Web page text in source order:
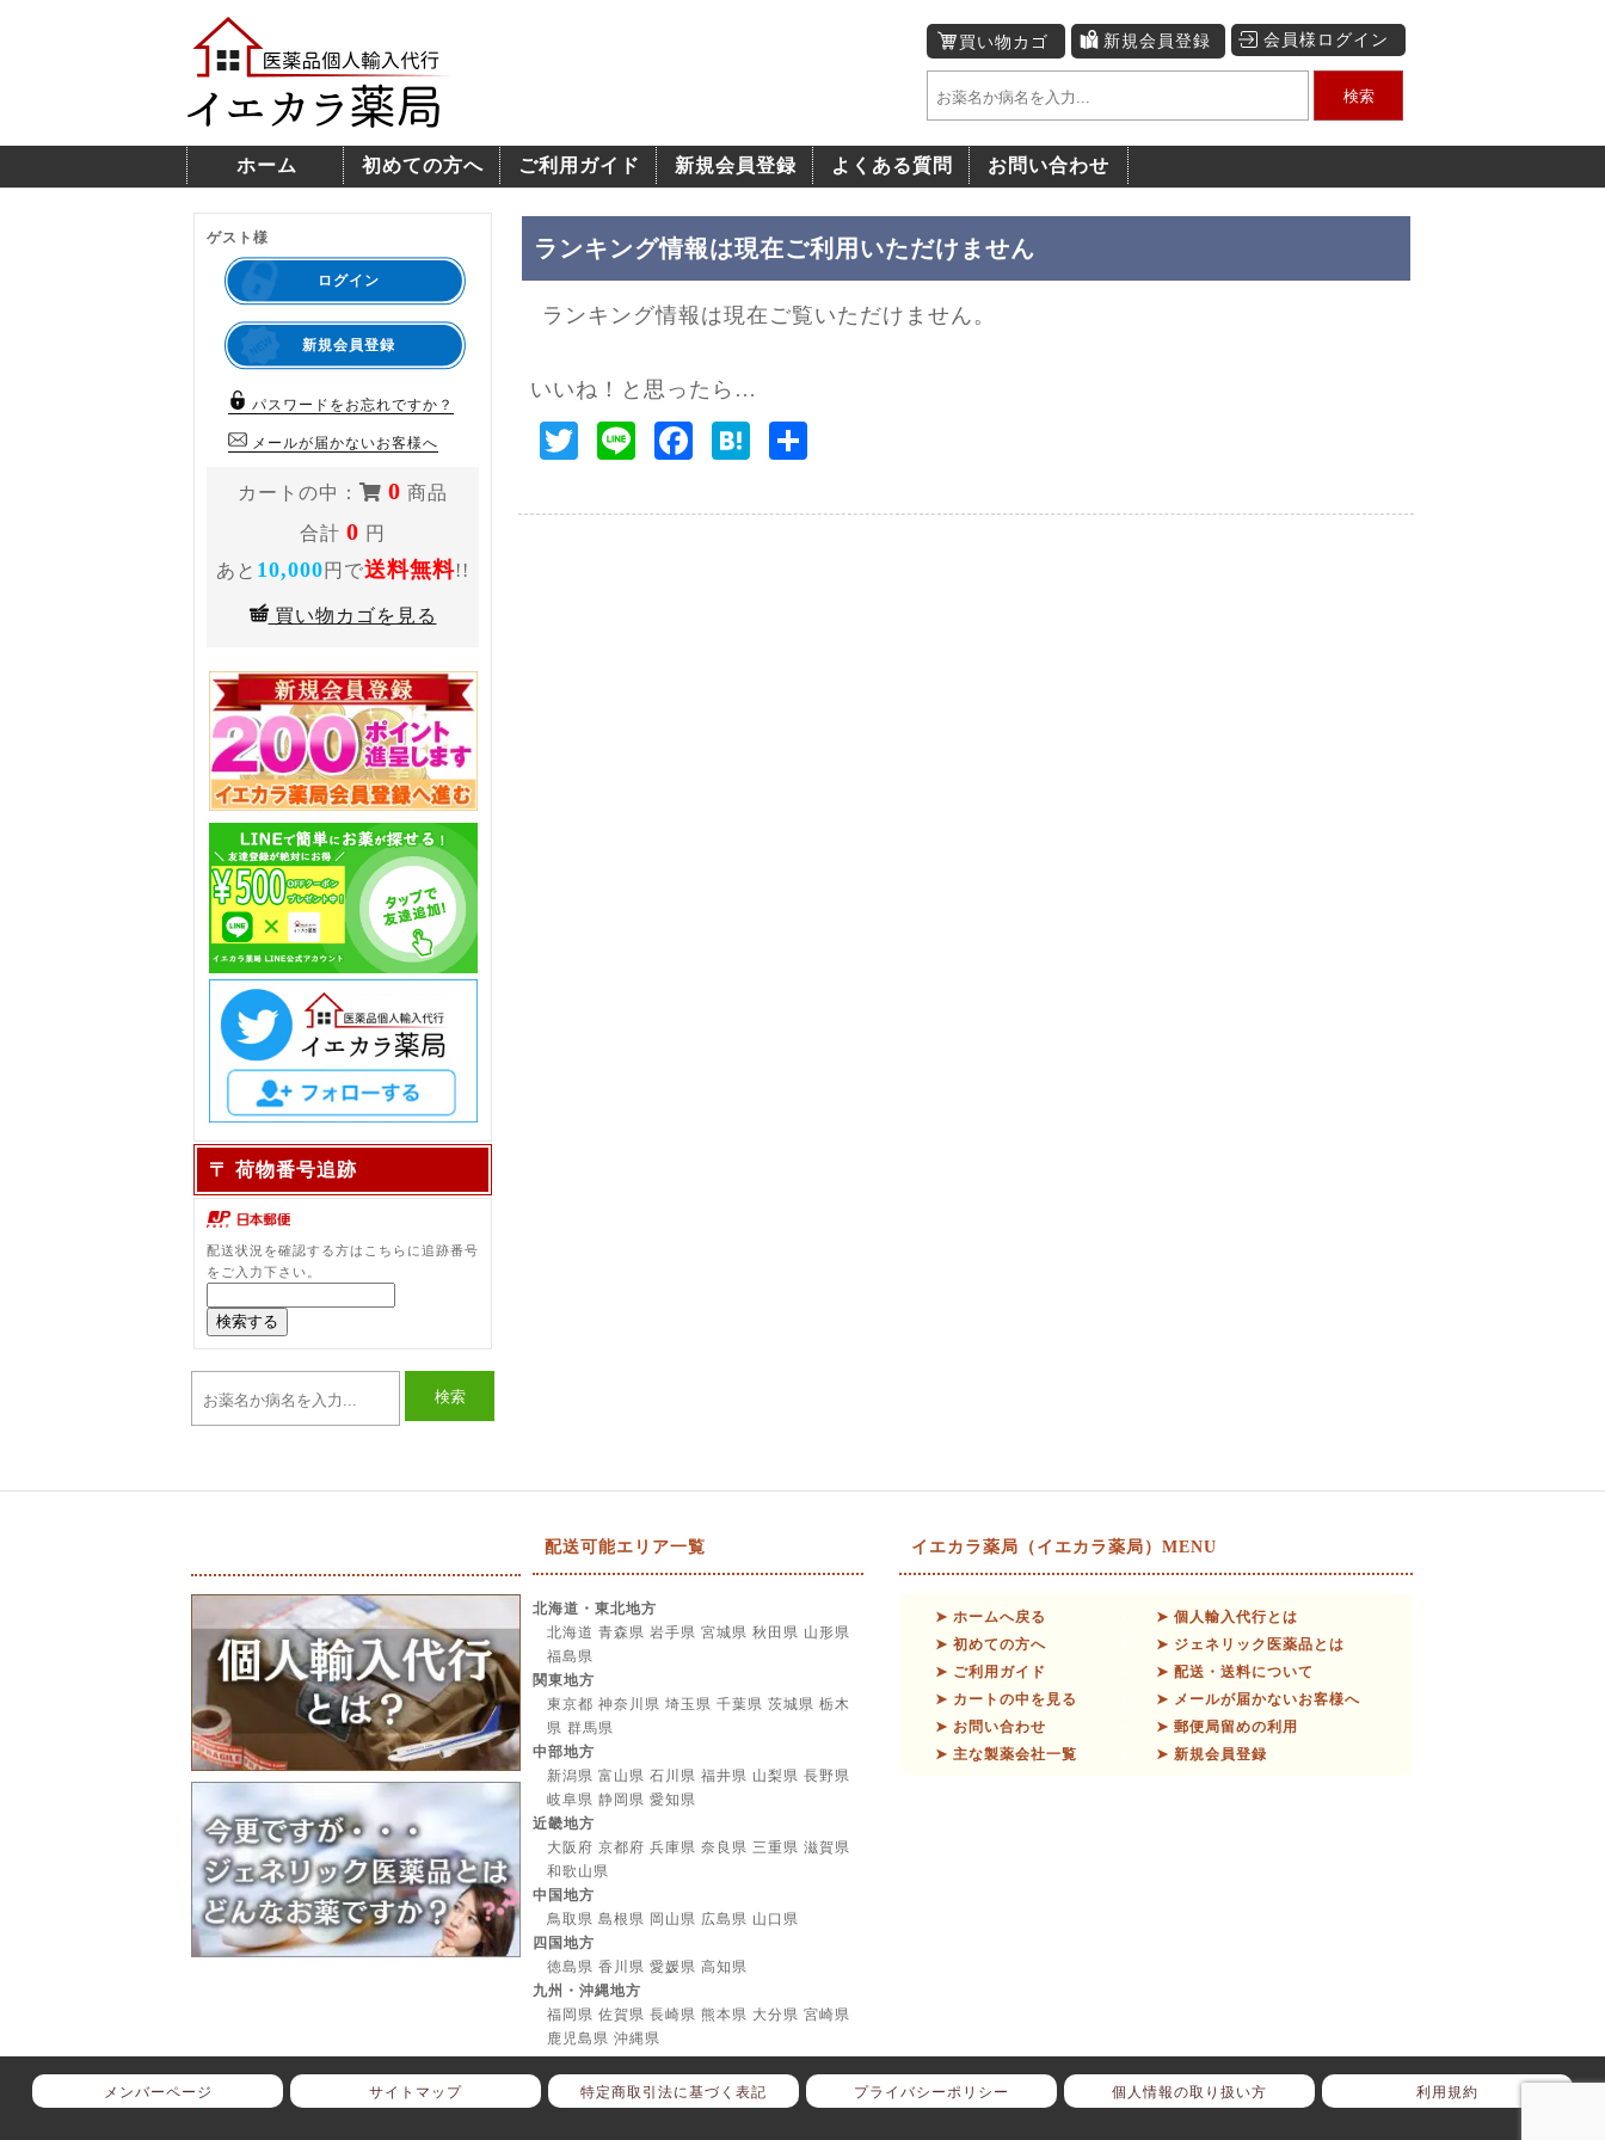
買い物カゴ 新規会員登録 会員様ログイン
検索
ホーム 初めての方へ ご利用ガイド 新規会員登録 よくある質問 お問い合わせ
ランキング情報は現在ご利用いただけません
ランキング情報は現在ご覧いただけません。
いいね！と思ったら…
T
it
Li
e
e
H
e
ゲスト様
ログイン
新規会員登録
パスワードをお忘れですか？
メールが届かないお客様へ
カートの中： 0 商品
合計 0 円
あと 10,000 円で送料無料!!
買い物カゴを見る
〒 荷物番号追跡
配送状況を確認する方はこちらに追跡番号
をご入力下さい。
検索
配送可能エリア一覧
北海道・東北地方
北海道 青森県 岩手県 宮城県 秋田県 山形県
福島県
関東地方
東京都 神奈川県 埼玉県 千葉県 茨城県 栃木
県 群馬県
中部地方
新潟県 富山県 石川県 福井県 山梨県 長野県
岐阜県 静岡県 愛知県
近畿地方
大阪府 京都府 兵庫県 奈良県 三重県 滋賀県
和歌山県
中国地方
鳥取県 島根県 岡山県 広島県 山口県
四国地方
徳島県 香川県 愛媛県 高知県
九州・沖縄地方
福岡県 佐賀県 長崎県 熊本県 大分県 宮崎県
鹿児島県 沖縄県
イエカラ薬局（イエカラ薬局）MENU
➤ ホームへ戻る
➤ 初めての方へ
➤ ご利用ガイド
➤ カートの中を見る
➤ お問い合わせ
➤ 主な製薬会社一覧
➤ 個人輸入代行とは
➤ ジェネリック医薬品とは
➤ 配送・送料について
➤ メールが届かないお客様へ
➤ 郵便局留めの利用
➤ 新規会員登録
メンバーページ サイトマップ 特定商取引法に基づく表記 プライバシーポリシー 個人情報の取り扱い方 利用規約